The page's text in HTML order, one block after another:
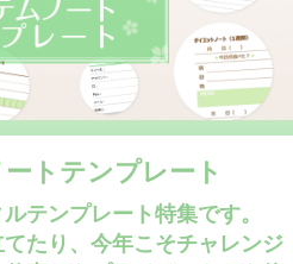
トテンプレート
テンプレート特集です。
たり、今年こそチャレンジ